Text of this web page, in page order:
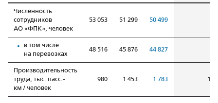
Численность
сотрудников
АО «ФПК», человек
53 053 51 299 50 499
в том числе
на перевозках
48 516 45 876 44 827
Производительность
труда, тыс. пасс.-
км / человек
980 1 453 1 783